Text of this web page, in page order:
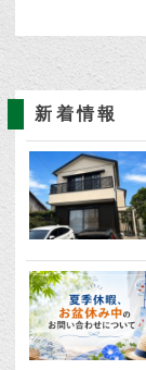
新着情報